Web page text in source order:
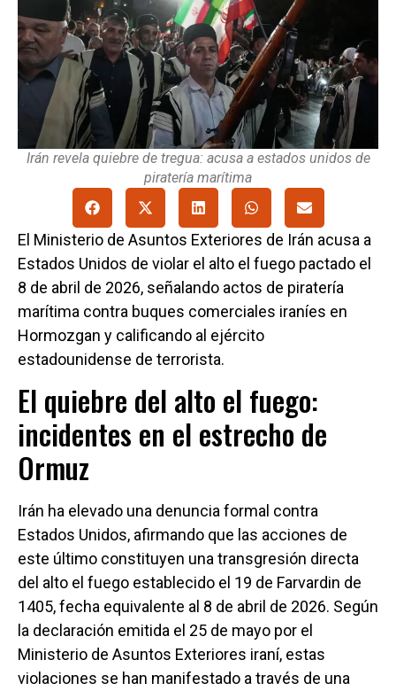
Irán revela quiebre de tregua: acusa a estados unidos de
piratería marítima
El Ministerio de Asuntos Exteriores de Irán acusa a
Estados Unidos de violar el alto el fuego pactado el
8 de abril de 2026, señalando actos de piratería
marítima contra buques comerciales iraníes en
Hormozgan y calificando al ejército
estadounidense de terrorista.
El quiebre del alto el fuego:
incidentes en el estrecho de
Ormuz
Irán ha elevado una denuncia formal contra
Estados Unidos, afirmando que las acciones de
este último constituyen una transgresión directa
del alto el fuego establecido el 19 de Farvardin de
1405, fecha equivalente al 8 de abril de 2026. Según
la declaración emitida el 25 de mayo por el
Ministerio de Asuntos Exteriores iraní, estas
violaciones se han manifestado a través de una